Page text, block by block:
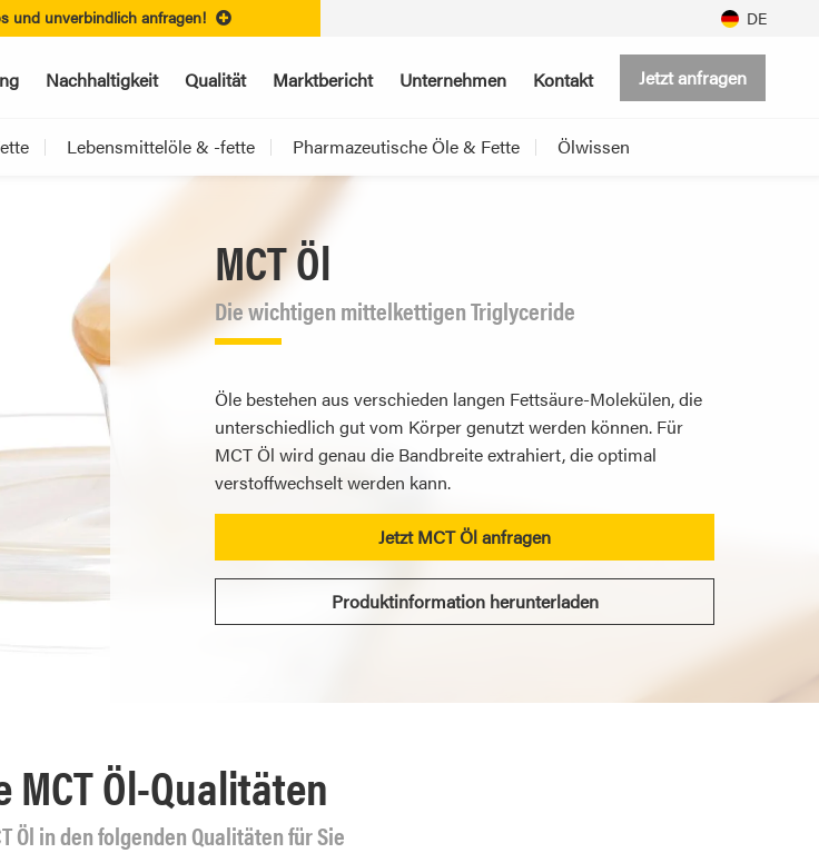
und unverbindlich anfragen! DE
Nachhaltigkeit Qualität Marktbericht Unternehmen Kontakt Jetzt anfragen
Lebensmittelöle & -fette Pharmazeutische Öle & Fette Ölwissen
MCT Öl
Die wichtigen mittelkettigen Triglyceride
Öle bestehen aus verschieden langen Fettsäure-Molekülen, die
unterschiedlich gut vom Körper genutzt werden können. Für
MCT Öl wird genau die Bandbreite extrahiert, die optimal
verstoffwechselt werden kann.
Jetzt MCT Öl anfragen
Produktinformation herunterladen
MCT Öl-Qualitäten
Öl in den folgenden Qualitäten für Sie